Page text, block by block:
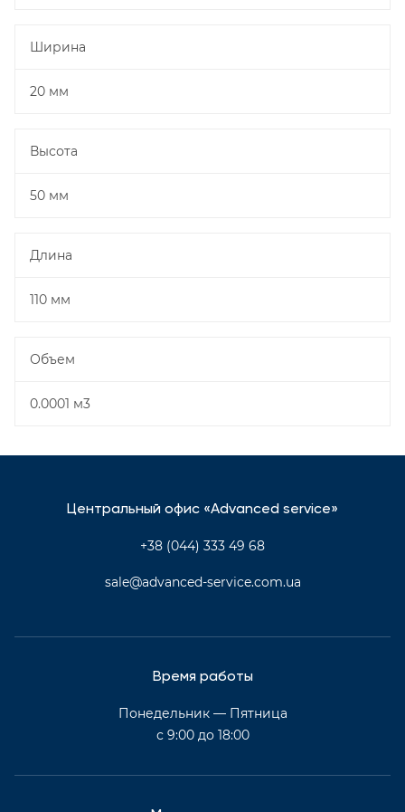
Ширина
20 мм
Высота
50 мм
Длина
110 мм
Объем
0.0001 м3
Центральный офис «Advanced service»
+38 (044) 333 49 68
sale@advanced-service.com.ua
Время работы
Понедельник — Пятница
с 9:00 до 18:00